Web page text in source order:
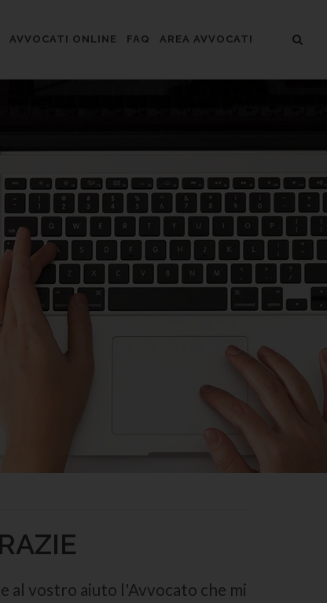
AVVOCATI ONLINE FAQ AREA AVVOCATI
al vostro aiuto l'Avvocato che mi